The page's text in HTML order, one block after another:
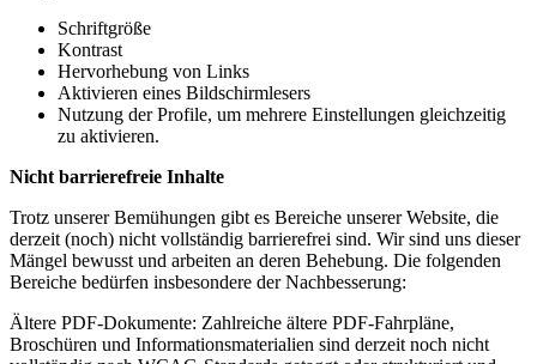
Schriftgröße
Kontrast
Hervorhebung von Links
Aktivieren eines Bildschirmlesers
Nutzung der Profile, um mehrere Einstellungen gleichzeitig
zu aktivieren.
Nicht barrierefreie Inhalte
Trotz unserer Bemühungen gibt es Bereiche unserer Website, die
derzeit (noch) nicht vollständig barrierefrei sind. Wir sind uns dieser
Mängel bewusst und arbeiten an deren Behebung. Die folgenden
Bereiche bedürfen insbesondere der Nachbesserung:
Ältere PDF-Dokumente: Zahlreiche ältere PDF-Fahrpläne,
Broschüren und Informationsmaterialien sind derzeit noch nicht